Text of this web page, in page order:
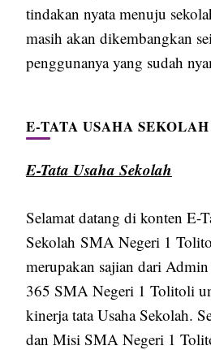
tindakan nyata menuju
masih akan dikembangkan
penggunanya yang sudah
E-TATA USAHA SEKOLAH
E-Tata Usaha Sekolah
Selamat datang di konten E-
Sekolah SMA Negeri 1
merupakan sajian dari
365 SMA Negeri 1 Tolitoli
kinerja tata Usaha Sekolah.
dan Misi SMA Negeri 1